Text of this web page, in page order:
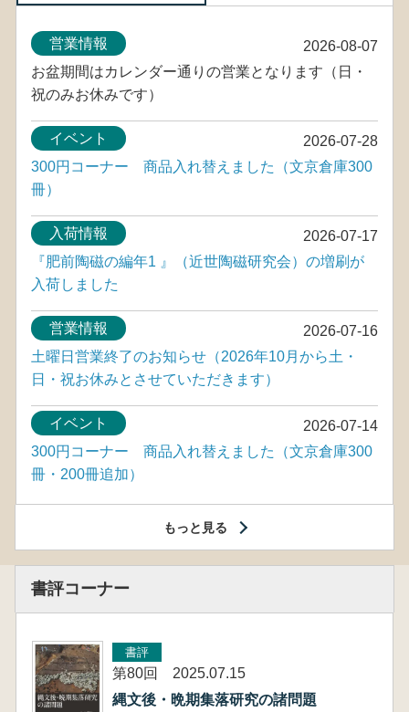
2026-08-07
営業情報
お盆期間はカレンダー通りの営業となります（日・
祝のみお休みです）
2026-07-28
イベント
300円コーナー 商品入れ替えました（文京倉庫300
冊）
2026-07-17
入荷情報
『肥前陶磁の編年1 』（近世陶磁研究会）の増刷が
入荷しました
2026-07-16
営業情報
土曜日営業終了のお知らせ（2026年10月から土・
日・祝お休みとさせていただきます）
2026-07-14
イベント
300円コーナー 商品入れ替えました（文京倉庫300
冊・200冊追加）
もっと見る
書評コーナー
書評
第80回 2025.07.15
縄文後・晩期集落研究の諸問題